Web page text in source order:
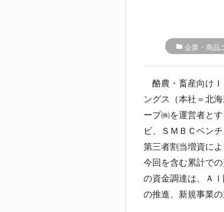
folder 企業・商品
酪農・畜産向けＩ
ングス（本社＝北
ープ㈱を運営者と
ビ、ＳＭＢＣベン
第三者割当増資に
今回を含む累計で
の資金調達は、Ａ
の推進、新規事業の